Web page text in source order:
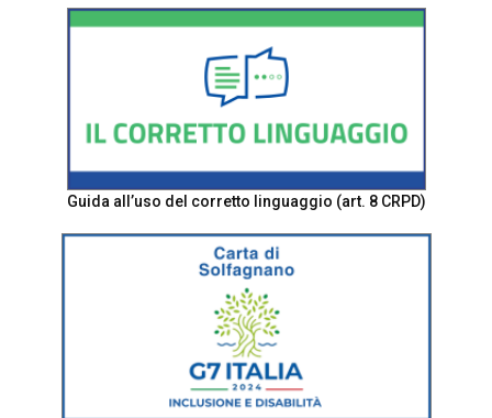
Guida all’uso del corretto linguaggio (art. 8 CRPD)